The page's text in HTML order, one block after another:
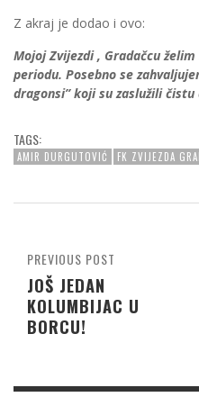
Z akraj je dodao i ovo:
Mojoj Zvijezdi , Gradačcu
periodu. Posebno se
dragonsi” koji su zaslužili
TAGS:
AMIR DURGUTOVIĆ FK ZVIJEZDA
PREVIOUS POST
JOŠ JEDAN
KOLUMBIJAC U
BORCU!